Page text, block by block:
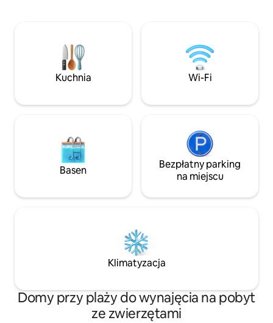
kuchnią wewnętrzną/zewnętrzną,
niestandardowe miejsca do siedzenia dla
8 osób i hamak na poddaszu.
Gospodarze mieszkają obok i są łatwo
znajduje się na pierwszym piętrze, z
itp.). Mam
pobyt. Mamy rygorystyczne zasady
anulowania, ale
kosztów pobytu,
Kuchnia Wi-Fi
Basen
Bezpłatny parking
na miejscu
Klimatyzacja
Domy przy plaży do wynajęcia na pobyt
ze zwierzętami